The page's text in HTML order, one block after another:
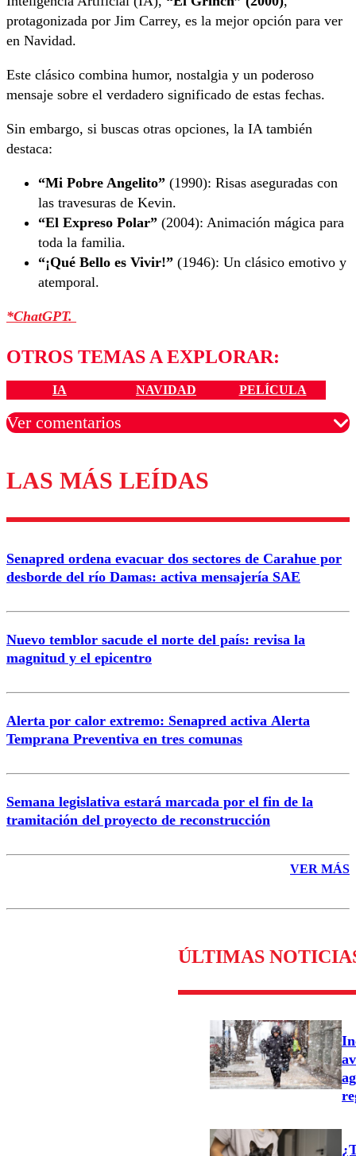
protagonizada por Jim Carrey, es la mejor opción para ver
en Navidad.
Este clásico combina humor, nostalgia y un poderoso
mensaje sobre el verdadero significado de estas fechas.
Sin embargo, si buscas otras opciones, la IA también
destaca:
“Mi Pobre Angelito” (1990): Risas aseguradas con
las travesuras de Kevin.
“El Expreso Polar” (2004): Animación mágica para
toda la familia.
“¡Qué Bello es Vivir!” (1946): Un clásico emotivo y
atemporal.
*ChatGPT.
OTROS TEMAS A EXPLORAR:
IA NAVIDAD PELÍCULA
Ver comentarios
Los comentarios son moderados para garantizar un
diálogo respetuoso.
Nombre
Correo
LAS MÁS LEÍDAS
Senapred ordena evacuar dos sectores de Carahue por
desborde del río Damas: activa mensajería SAE
Nuevo temblor sacude el norte del país: revisa la
magnitud y el epicentro
Alerta por calor extremo: Senapred activa Alerta
Temprana Preventiva en tres comunas
Semana legislativa estará marcada por el fin de la
tramitación del proyecto de reconstrucción
VER MÁS
ÚLTIMAS